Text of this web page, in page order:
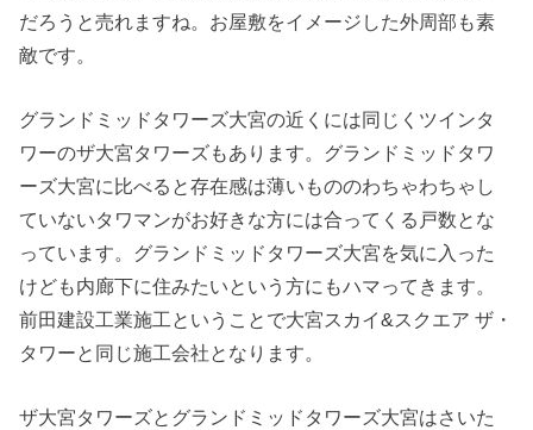
だろうと売れますね。お屋敷をイメージした外周部も素
敵です。
グランドミッドタワーズ大宮の近くには同じくツインタ
ワーのザ大宮タワーズもあります。グランドミッドタワ
ーズ大宮に比べると存在感は薄いもののわちゃわちゃし
ていないタワマンがお好きな方には合ってくる戸数とな
っています。グランドミッドタワーズ大宮を気に入った
けども内廊下に住みたいという方にもハマってきます。
前田建設工業施工ということで大宮スカイ&スクエア ザ・
タワーと同じ施工会社となります。
ザ大宮タワーズとグランドミッドタワーズ大宮はさいた